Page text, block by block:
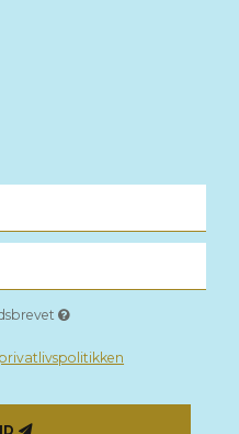
privatlivspolitikken